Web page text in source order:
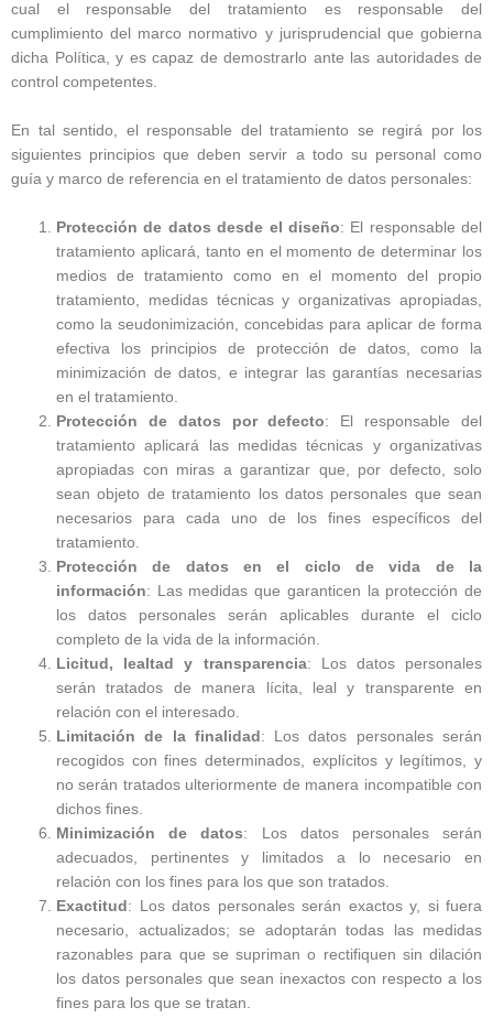
cual el responsable del tratamiento es responsable del
cumplimiento del marco normativo y jurisprudencial que gobierna
dicha Política, y es capaz de demostrarlo ante las autoridades de
control competentes.
En tal sentido, el responsable del tratamiento se regirá por los
siguientes principios que deben servir a todo su personal como
guía y marco de referencia en el tratamiento de datos personales:
Protección de datos desde el diseño: El responsable del
tratamiento aplicará, tanto en el momento de determinar los
medios de tratamiento como en el momento del propio
tratamiento, medidas técnicas y organizativas apropiadas,
como la seudonimización, concebidas para aplicar de forma
efectiva los principios de protección de datos, como la
minimización de datos, e integrar las garantías necesarias
en el tratamiento.
Protección de datos por defecto: El responsable del
tratamiento aplicará las medidas técnicas y organizativas
apropiadas con miras a garantizar que, por defecto, solo
sean objeto de tratamiento los datos personales que sean
necesarios para cada uno de los fines específicos del
tratamiento.
Protección de datos en el ciclo de vida de la
información: Las medidas que garanticen la protección de
los datos personales serán aplicables durante el ciclo
completo de la vida de la información.
Licitud, lealtad y transparencia: Los datos personales
serán tratados de manera lícita, leal y transparente en
relación con el interesado.
Limitación de la finalidad : Los datos personales serán
recogidos con fines determinados, explícitos y legítimos, y
no serán tratados ulteriormente de manera incompatible con
dichos fines.
Minimización de datos: Los datos personales serán
adecuados, pertinentes y limitados a lo necesario en
relación con los fines para los que son tratados.
Exactitud : Los datos personales serán exactos y, si fuera
necesario, actualizados; se adoptarán todas las medidas
razonables para que se supriman o rectifiquen sin dilación
los datos personales que sean inexactos con respecto a los
fines para los que se tratan.